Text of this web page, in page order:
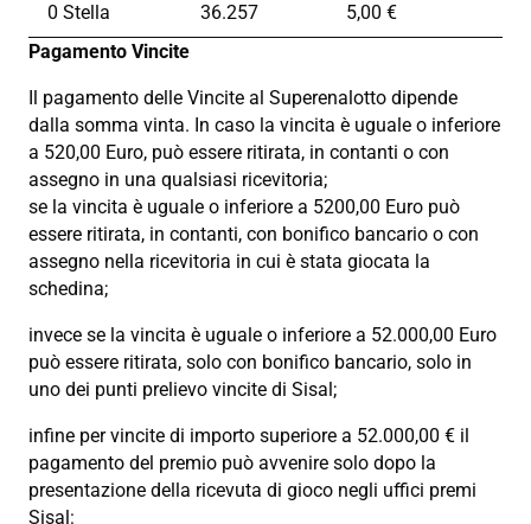
0 Stella 36.257
5,00 €
Pagamento Vincite
Il pagamento delle Vincite al Superenalotto dipende
dalla somma vinta. In caso la vincita è uguale o inferiore
a 520,00 Euro, può essere ritirata, in contanti o con
assegno in una qualsiasi ricevitoria;
se la vincita è uguale o inferiore a 5200,00 Euro può
essere ritirata, in contanti, con bonifico bancario o con
assegno nella ricevitoria in cui è stata giocata la
schedina;
invece se la vincita è uguale o inferiore a 52.000,00 Euro
può essere ritirata, solo con bonifico bancario, solo in
uno dei punti prelievo vincite di Sisal;
infine per vincite di importo superiore a 52.000,00 € il
pagamento del premio può avvenire solo dopo la
presentazione della ricevuta di gioco negli uffici premi
Sisal: